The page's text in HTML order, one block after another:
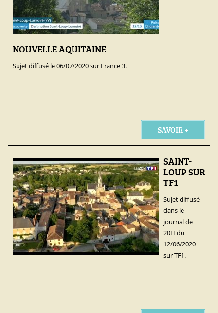
NOUVELLE AQUITAINE
Sujet diffusé le 06/07/2020 sur France 3.
SAVOIR +
SAINT-
LOUP SUR
TF1
Sujet diffusé
dans le
journal de
20H du
12/06/2020
sur TF1.